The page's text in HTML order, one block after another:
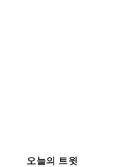
오늘의 트윗